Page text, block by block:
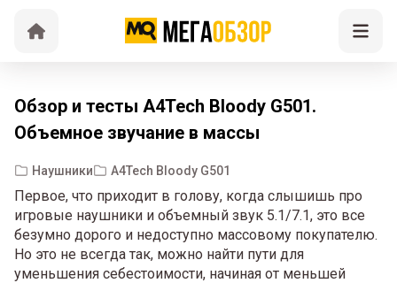
Обзор и тесты A4Tech Bloody G501.
Объемное звучание в массы
Наушники A4Tech Bloody G501
Первое, что приходит в голову, когда слышишь про
игровые наушники и объемный звук 5.1/7.1, это все
безумно дорого и недоступно массовому покупателю.
Но это не всегда так, можно найти пути для
уменьшения себестоимости, начиная от меньшей